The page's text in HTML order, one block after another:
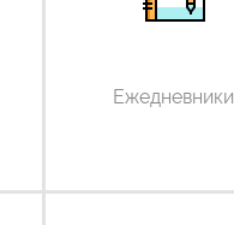
Ежедневники